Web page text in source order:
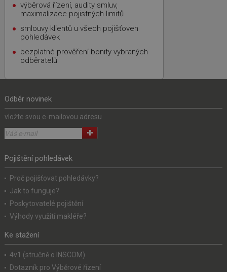
výběrová řízení, audity smluv,
maximalizace pojistných limitů
smlouvy klientů u všech pojišťoven
pohledávek
bezplatné prověření bonity vybraných
odběratelů
Odběr novinek
vložte svou e-mailovou adresu
Pojištění pohledávek
Proč pojišťovat pohledávky?
Jak to funguje?
Poskytovatelé pojištění
Výhody využití makléře?
Ke stažení
4v1 (stručně o INSCOM)
Dotazník pro Výběrové řízení